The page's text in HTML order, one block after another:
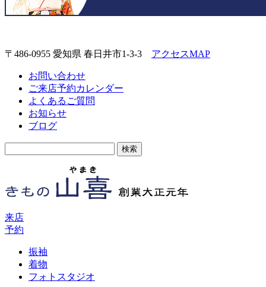
〒486-0955 愛知県 春日井市1-3-3 アクセスMAP
お問い合わせ
ご来店予約カレンダー
よくあるご質問
お知らせ
ブログ
来店
予約
振袖
着物
フォトスタジオ